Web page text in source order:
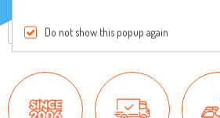
Iba registrovaní užívatelia môžu písať recenzie
Do not show this popup again